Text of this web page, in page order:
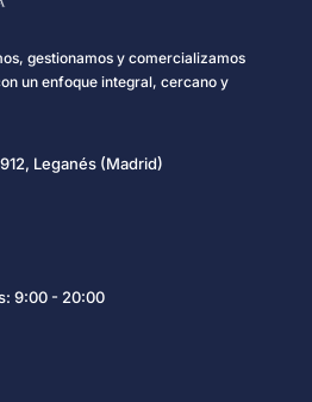
gestionamos y comercializamos
un enfoque integral, cercano y
Leganés (Madrid)
9:00 - 20:00